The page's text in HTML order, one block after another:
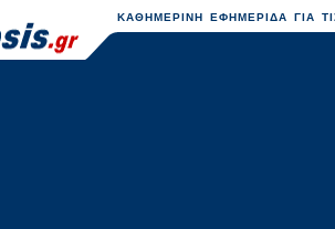
ΚΑΘΗΜΕΡΙΝΗ ΕΦΗΜΕΡΙΔΑ ΓΙΑ